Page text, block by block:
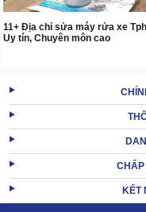
11+ Địa chỉ sửa máy rửa xe
Uy tín, Chuyên môn cao
CHẤP
KẾT